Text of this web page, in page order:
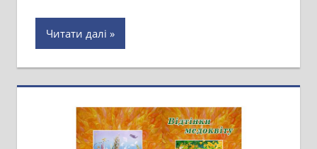
Читати далі